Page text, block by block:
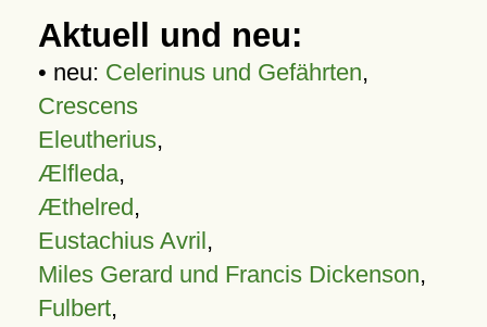
Aktuell und neu:
• neu: Celerinus und Gefährten,
Crescens
Eleutherius,
Ælfleda,
Æthelred,
Eustachius Avril,
Miles Gerard und Francis Dickenson,
Fulbert,